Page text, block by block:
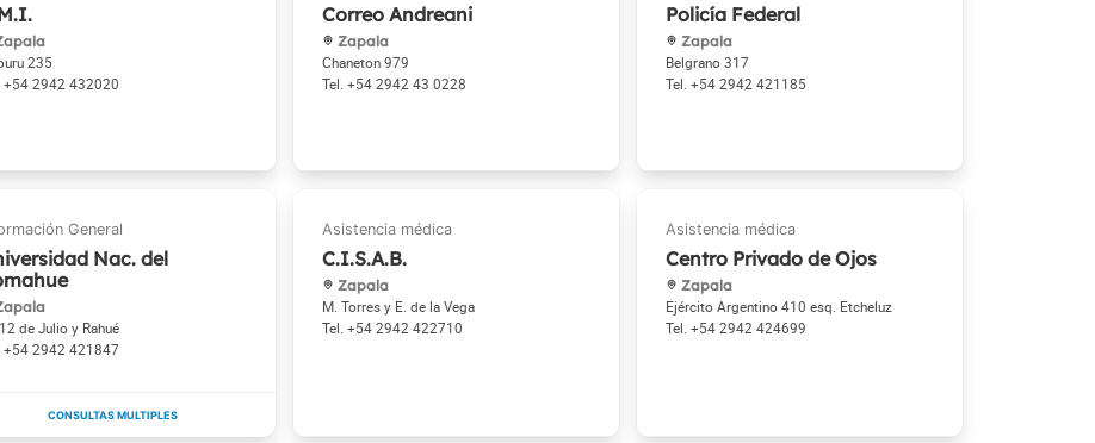
235
+54 2942 432020
Correo Andreani
Zapala
Chaneton 979
+54 2942 43 0228
Policía Federal
Zapala
Belgrano 317
+54 2942 421185
Nac. del
de Julio y Rahué
+54 2942 421847
C.I.S.A.B.
Zapala
M. Torres y E. de la Vega
+54 2942 422710
Centro Privado de Ojos
Zapala
Ejército Argentino 410 esq. Etcheluz
+54 2942 424699